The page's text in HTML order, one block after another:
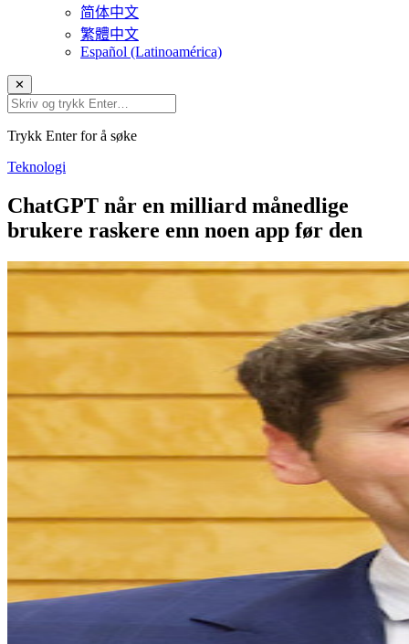
简体中文
繁體中文
Español (Latinoamérica)
✕
Trykk Enter for å søke
Teknologi
ChatGPT når en milliard månedlige
brukere raskere enn noen app før den